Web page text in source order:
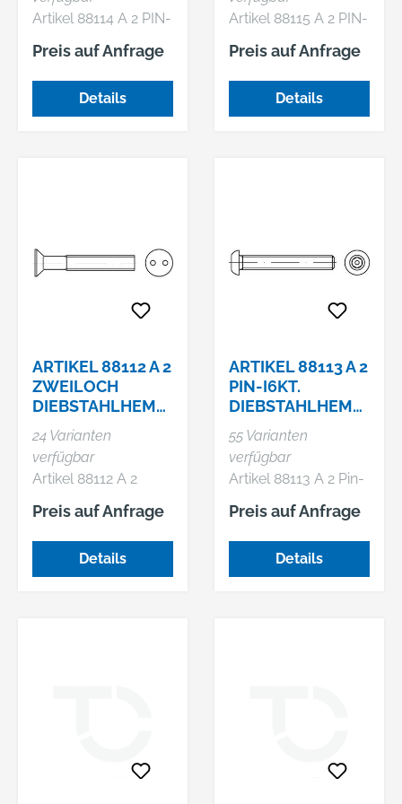
LINSENKOPF DIN
7981, BLEC
Artikel 88114 A 2 PIN-
Diebstahlhemmende
Schrauben,
Linsenkopf DIN 7981,
Preis auf Anfrage
Details
SENKKOPF DIN
7982, BLE
Artikel 88115 A 2 PIN-
Diebstahlhemmende
Schrauben mit
Senkkopf DIN 7982,
Preis auf Anfrage
Details
ARTIKEL 88112 A 2
ZWEILOCH
DIEBSTAHLHEMM
ENDE
SCHRAUBEN MIT
SENKKOPF DIN
963, Z
24 Varianten
verfügbar
Artikel 88112 A 2
Zweiloch
Diebstahlhemmende
Schrauben mit
Senkkopf ~ DIN 963,
Preis auf Anfrage
Details
ARTIKEL 88113 A 2
PIN-I6KT.
DIEBSTAHLHEMM
ENDE
SCHRAUBEN M.
FLACHKOPF ISO
7380,
55 Varianten
verfügbar
Artikel 88113 A 2 Pin-
Diebstahlhemmende
Schrauben m.
Flachkopf ~ ISO
Preis auf Anfrage
Details